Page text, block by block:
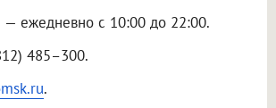
— ежедневно с 10:00 до 22:00.
485–300.
.